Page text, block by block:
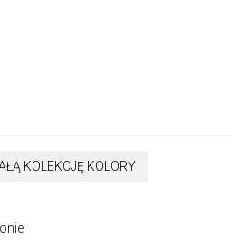
KOLEKCJĘ KOLORY